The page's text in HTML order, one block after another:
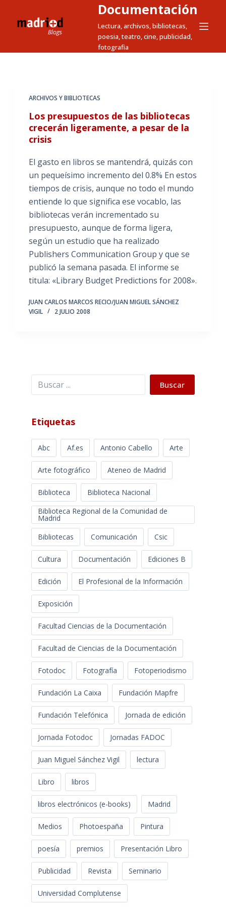
t
Documentación
Lectura, archivos, bibliotecas,
poesia, teatro, cine, publicidad,
fotografia
ARCHIVOS Y BIBLIOTECAS
Los presupuestos de las bibliotecas
crecerán ligeramente, a pesar de la
crisis
El gasto en libros se mantendrá, quizás con
un pequeísimo incremento del 0.8% En estos
tiempos de crisis, aunque no todo el mundo
entiende lo que significa ese vocablo, las
bibliotecas verán incrementado su
presupuesto, aunque de forma ligera,
según un estudio que ha realizado
Publishers Communication Group y que se
publicó la semana pasada. El informe se
titula: «Library Budget Predictions for 2008».
JUAN CARLOS MARCOS RECIO/JUAN MIGUEL SÁNCHEZ
VIGIL
2 JULIO 2008
Buscar Buscar
Etiquetas
Abc Af.es Antonio Cabello Arte
Arte fotográfico Ateneo de Madrid
Biblioteca
Biblioteca Nacional
Biblioteca Regional de la Comunidad de
Madrid
Bibliotecas
Comunicación Csic
Cultura Documentación Ediciones B
Edición El Profesional de la Información
Exposición
Facultad Ciencias de la Documentación
Facultad de Ciencias de la Documentación
Fotodoc Fotografía Fotoperiodismo
Fundación La Caixa Fundación Mapfre
Fundación Telefónica Jornada de edición
Jornada Fotodoc Jornadas FADOC
Juan Miguel Sánchez Vigil lectura
Libro libros
libros electrónicos (e-books) Madrid
Medios Photoespaña Pintura
poesía premios Presentación Libro
Publicidad Revista Seminario
Universidad Complutense